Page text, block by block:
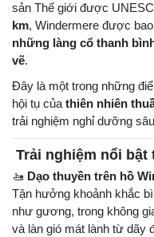
sản Thế giới được
km, Windermere được
những làng cổ thanh
vẽ.
Đây là một trong những
hội tụ của thiên nhiên
trải nghiệm nghỉ dưỡng
Trải nghiệm nổi bật
🚤 Dạo thuyền trên hồ
Tận hưởng khoảnh khắc
như gương, trong không
và làn gió mát lành từ dãy